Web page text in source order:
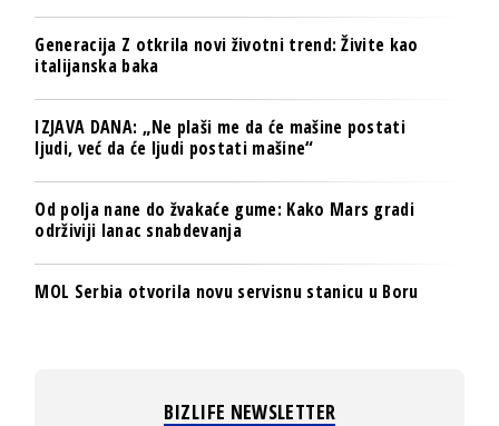
Generacija Z otkrila novi životni trend: Živite kao
italijanska baka
IZJAVA DANA: „Ne plaši me da će mašine postati
ljudi, već da će ljudi postati mašine“
Od polja nane do žvakaće gume: Kako Mars gradi
održiviji lanac snabdevanja
MOL Serbia otvorila novu servisnu stanicu u Boru
BIZLIFE NEWSLETTER